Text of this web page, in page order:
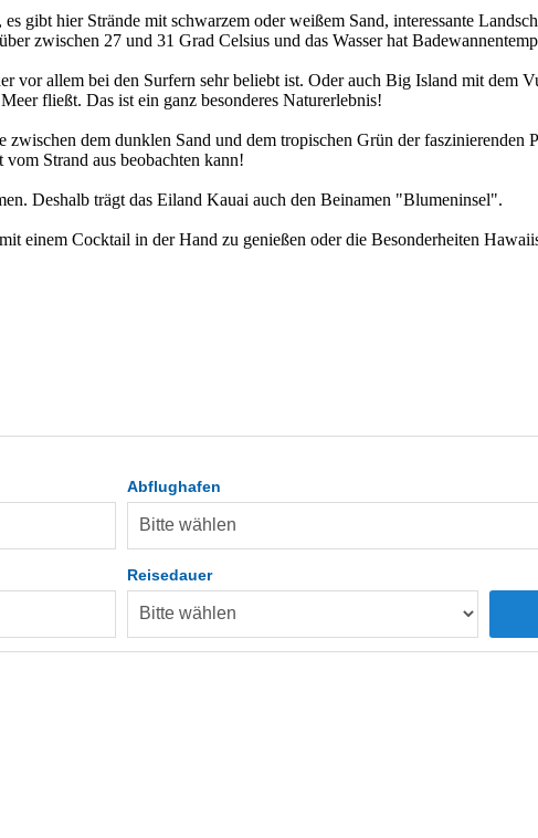
gibt hier Strände mit schwarzem oder weißem Sand, interessante
zwischen 27 und 31 Grad Celsius und das Wasser hat
vor allem bei den Surfern sehr beliebt ist. Oder auch Big Island mit dem
fließt. Das ist ein ganz besonderes Naturerlebnis!
dem dunklen Sand und dem tropischen Grün der
Strand aus beobachten kann!
Deshalb trägt das Eiland Kauai auch den Beinamen "Blumeninsel".
einem Cocktail in der Hand zu genießen oder die Besonderheiten
Abflughafen
Reisedauer